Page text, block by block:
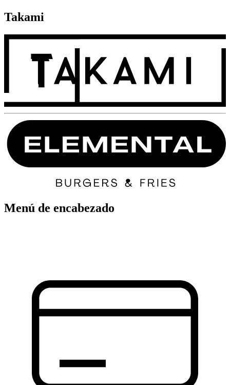
Takami
Menú de encabezado